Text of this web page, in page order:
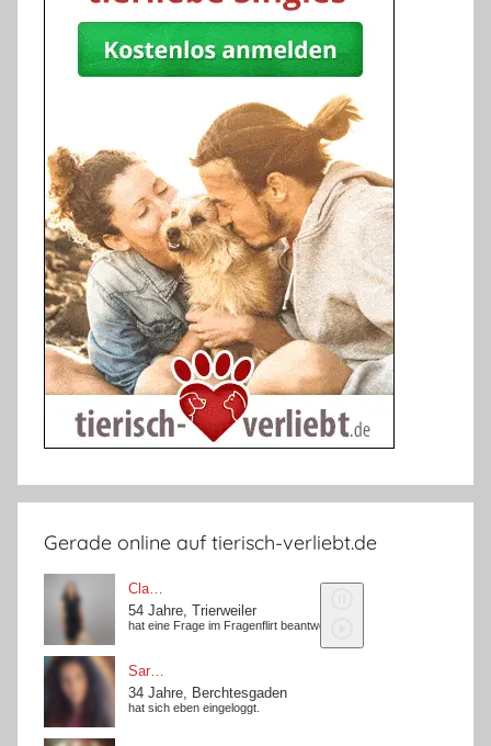
Gerade online auf tierisch-verliebt.de